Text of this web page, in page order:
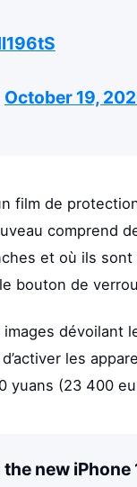
October 19,
film de
comprend
et où ils
bouton de
dévoilant
les
yuans (23 400
new